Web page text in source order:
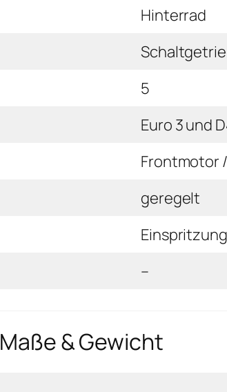
Hinterrad
5
Euro 3 und
Frontmotor
geregelt
Einspritzung
–
Maße & Gewicht